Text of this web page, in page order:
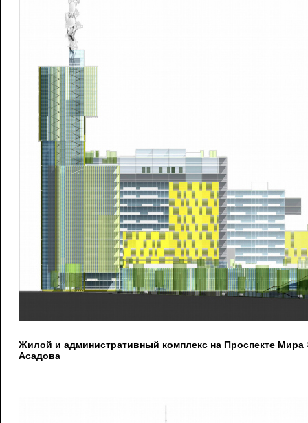
Жилой и административный комплекс на Проспекте Мира
Асадова